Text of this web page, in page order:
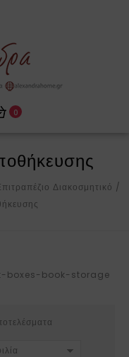
0
Διακοσμητικό /
boxes-book-storage